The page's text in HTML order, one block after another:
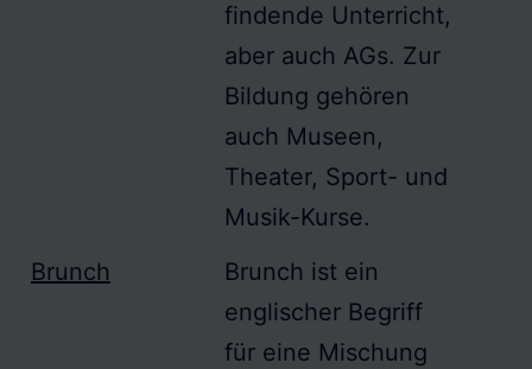
findende Unterricht,
aber auch AGs. Zur
Bildung gehören
auch Museen,
Theater, Sport- und
Musik-Kurse.
Brunch
Brunch ist ein
englischer Begriff
für eine Mischung